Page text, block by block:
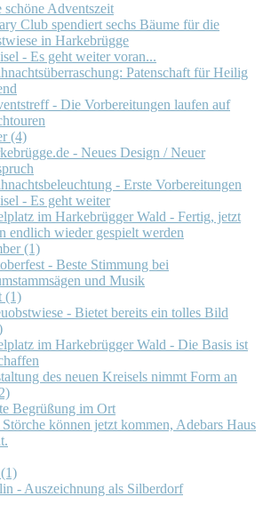
schöne Adventszeit
Club spendiert sechs Bäume für die
in Harkebrügge
- Es geht weiter voran...
Patenschaft für Heilig
- Die Vorbereitungen laufen auf
(4)
- Neues Design / Neuer
- Erste Vorbereitungen
- Es geht weiter
im Harkebrügger Wald - Fertig, jetzt
endlich wieder gespielt werden
(1)
- Beste Stimmung bei
und Musik
(1)
- Bietet bereits ein tolles Bild
im Harkebrügger Wald - Die Basis ist
des neuen Kreisels nimmt Form an
Begrüßung im Ort
können jetzt kommen, Adebars Haus
- Auszeichnung als Silberdorf